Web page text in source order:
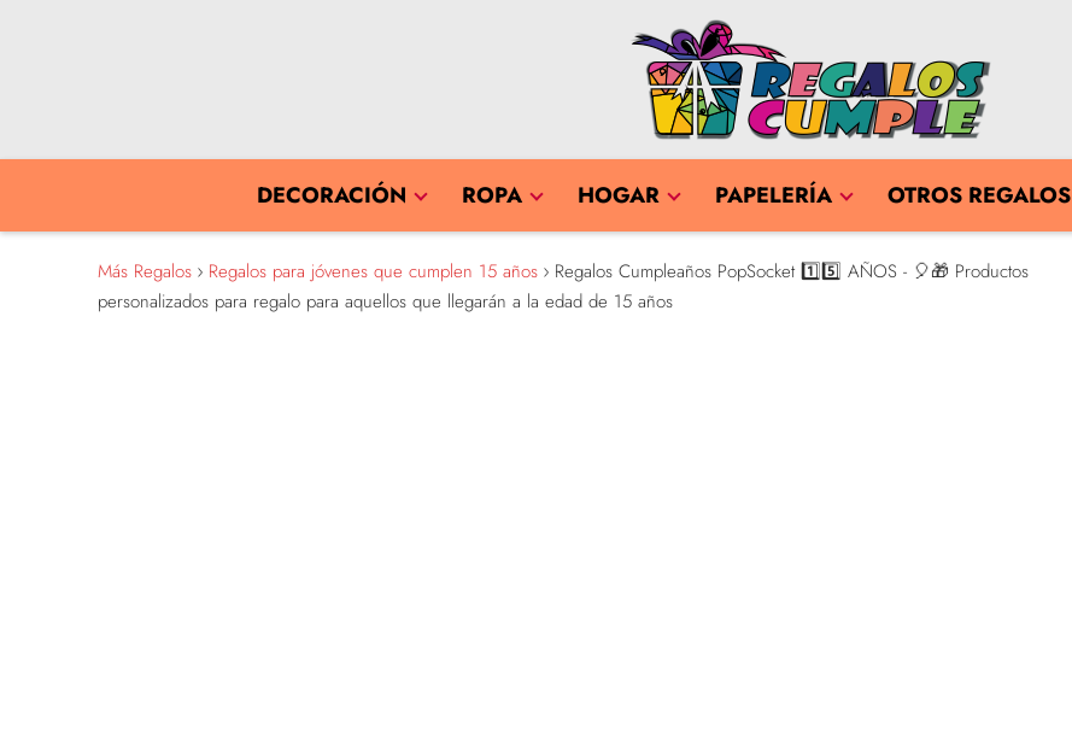
DECORACIÓN ROPA HOGAR PAPELERÍA OTROS REGALOS
Más Regalos Regalos para jóvenes que cumplen 15 años
Regalos Cumpleaños PopSocket 1️⃣5️⃣ AÑOS - 🎈🎁 Productos
personalizados para regalo para aquellos que llegarán a la edad de 15 años